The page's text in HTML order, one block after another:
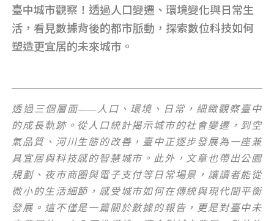
臺中城市觀察！透過人口變遷、環境變化與日常生
活，看見數據背後的都市脈動，探索數位科技如何
塑造更宜居的未來城市。
透過三個層面——人口、環境、日常，細緻觀察臺中
的成長軌跡。從人口統計揭示城市的社會變遷，到空
氣品質、河川生態的改善，臺中正逐步發展為一座兼
具宜居與科技感的智慧城市。此外，文章也帶出公園
規劃、夜市商圈與電子支付等日常場景，讓讀者能從
微小的生活細節，感受城市如何在傳統與現代間平衡
發展。這不僅是一篇關於數據的報告，更是對臺中未